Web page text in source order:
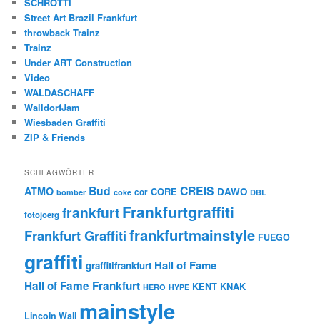
Street Art Brazil Frankfurt
throwback Trainz
Trainz
Under ART Construction
Video
WALDASCHAFF
WalldorfJam
Wiesbaden Graffiti
ZIP & Friends
SCHLAGWÖRTER
ATMO bomber Bud coke cor CORE CREIS DAWO DBL
fotojoerg frankfurtFrankfurtgraffiti
Frankfurt Graffitifrankfurtmainstyle FUEGO
graffiti graffitifrankfurt Hall of Fame
Hall of Fame Frankfurt HERO HYPE KENT KNAK
Lincoln Wall mainstyle